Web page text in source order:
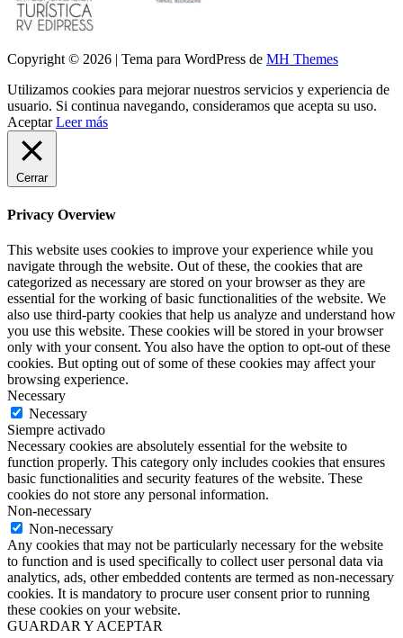
Copyright © 2026 | Tema para WordPress de MH Themes
Utilizamos cookies para mejorar nuestros servicios y experiencia de
usuario. Si continua navegando, consideramos que acepta su uso.
Aceptar Leer más
Cerrar
Privacy Overview
This website uses cookies to improve your experience while you
navigate through the website. Out of these, the cookies that are
categorized as necessary are stored on your browser as they are
essential for the working of basic functionalities of the website. We
also use third-party cookies that help us analyze and understand how
you use this website. These cookies will be stored in your browser
only with your consent. You also have the option to opt-out of these
cookies. But opting out of some of these cookies may affect your
browsing experience.
Necessary
Necessary
Siempre activado
Necessary cookies are absolutely essential for the website to
function properly. This category only includes cookies that ensures
basic functionalities and security features of the website. These
cookies do not store any personal information.
Non-necessary
Non-necessary
Any cookies that may not be particularly necessary for the website
to function and is used specifically to collect user personal data via
analytics, ads, other embedded contents are termed as non-necessary
cookies. It is mandatory to procure user consent prior to running
these cookies on your website.
GUARDAR Y ACEPTAR